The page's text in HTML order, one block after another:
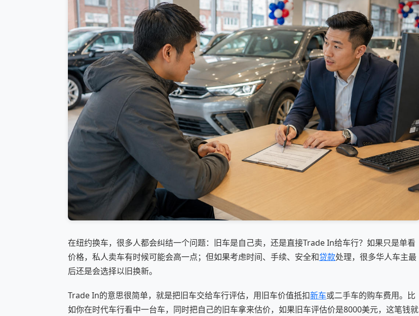
在纽约换车，很多人都会纠结一个问题：旧车是自己卖，还是直接Trade In给车行？如果只是单看
价格，私人卖车有时候可能会高一点；但如果考虑时间、手续、安全和贷款处理，很多华人车主最
后还是会选择以旧换新。
Trade In的意思很简单，就是把旧车交给车行评估，用旧车价值抵扣新车或二手车的购车费用。比
如你在时代车行看中一台车，同时把自己的旧车拿来估价，如果旧车评估价是8000美元，这笔钱就